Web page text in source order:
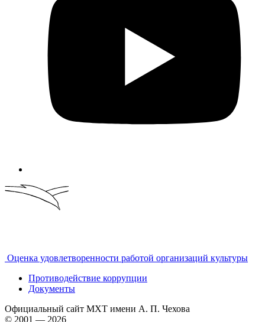
Оценка удовлетворенности работой организаций культуры
Противодействие коррупции
Документы
Официальный сайт МХТ имени А. П. Чехова
© 2001 — 2026